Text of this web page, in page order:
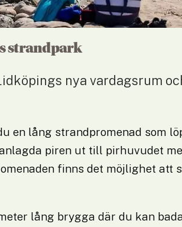
strandpark
nya vardagsrum
en lång strandpromenad som
piren ut till pirhuvudet
webbplats.finns det möjlighet att
lång brygga där du kan